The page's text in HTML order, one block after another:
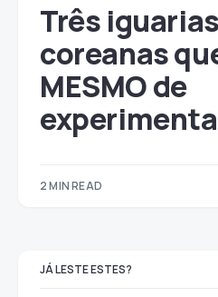
Três
coreanas
MESMO de
2 MIN READ
JÁ LESTE ESTES?